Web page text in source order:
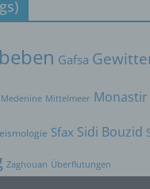
Gafsa
Medenine Mittelmeer Monastir
Sfax Sidi Bouzid
Zaghouan Überflutungen
d)